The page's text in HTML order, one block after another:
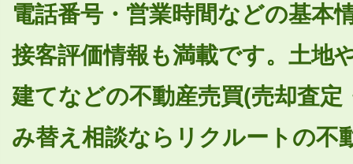
電話番号・営業時間などの基本
接客評価情報も満載です。土地
建てなどの不動産売買(売却査
み替え相談ならリクルートの不